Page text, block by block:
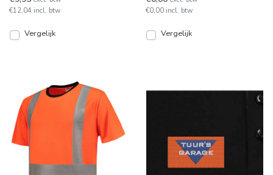
€12,04 incl. btw
Vergelijk
€0,00 incl. btw
Vergelijk